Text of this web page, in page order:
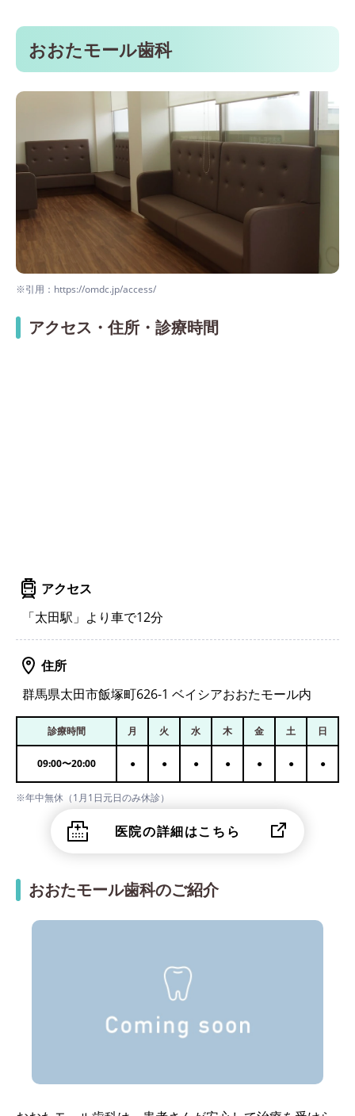
おおたモール歯科
※引用：https://omdc.jp/access/
アクセス・住所・診療時間
アクセス
「太田駅」より車で12分
住所
群馬県太田市飯塚町626-1 ベイシアおおたモール内
診療時間 月 火 水 木 金 土 日
09:00〜20:00 ● ● ● ● ● ● ●
※年中無休（1月1日元日のみ休診）
医院の詳細はこちら
おおたモール歯科のご紹介